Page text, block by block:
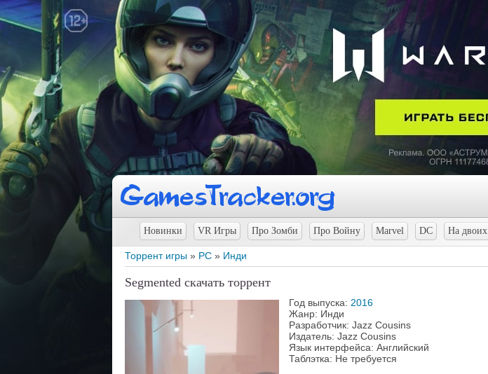
Новинки VR Игры Про Зомби Про Войну Marvel DC На двоих
Торрент игры » PC » Инди
Segmented скачать торрент
Год выпуска: 2016
Жанр: Инди
Разработчик: Jazz Cousins
Издатель: Jazz Cousins
Язык интерфейса: Английский
Таблэтка: Не требуется